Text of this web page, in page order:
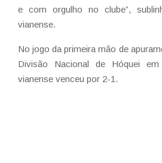
e com orgulho no clube”,
vianense.
No jogo da primeira mão de
Divisão Nacional de Hóquei
vianense venceu por 2-1.